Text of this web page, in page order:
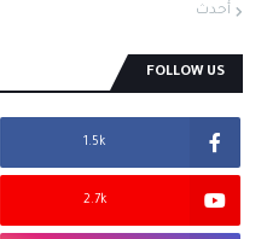
أحدث
FOLLOW US
1.5k
2.7k